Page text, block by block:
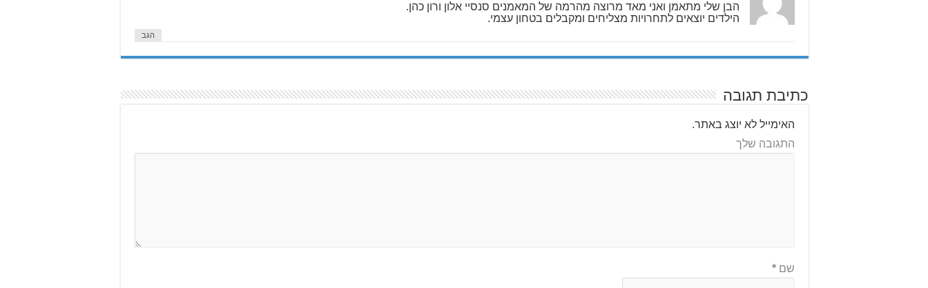
הבן שלי מתאמן ואני מאד מרוצה מהרמה של המאמנים סנסיי אלון ורון כהן.
הילדים יוצאים לתחרויות מצליחים ומקבלים בטחון עצמי.
הגב
כתיבת תגובה
האימייל לא יוצג באתר.
התגובה שלך
שם*